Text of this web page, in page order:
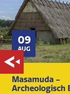
09
AUG
Masamuda -
Archeologisch